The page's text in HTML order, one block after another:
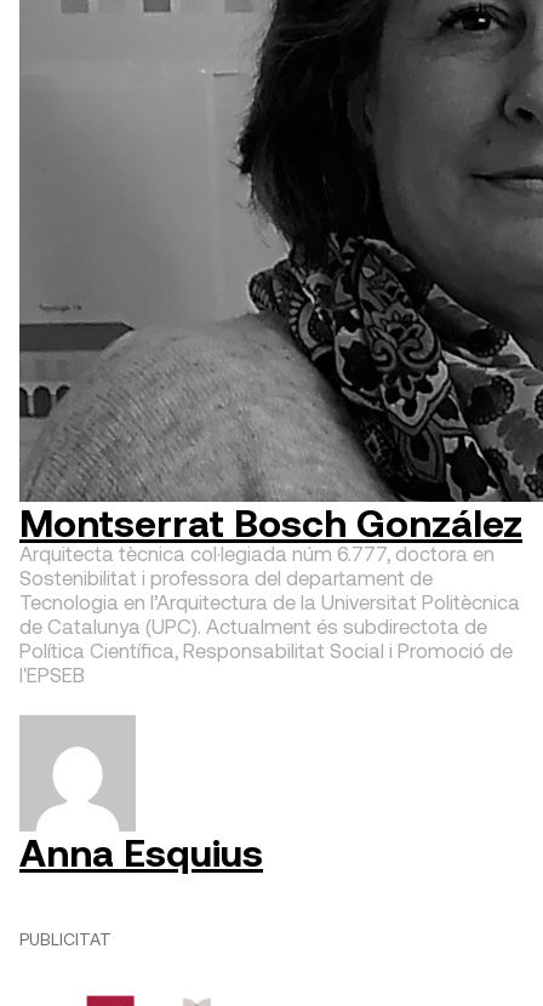
Montserrat Bosch González
Arquitecta tècnica col·legiada núm 6.777, doctora en
Sostenibilitat i professora del departament de
Tecnologia en l’Arquitectura de la Universitat Politècnica
de Catalunya (UPC). Actualment és subdirectota de
Política Científica, Responsabilitat Social i Promoció de
l'EPSEB
Anna Esquius
PUBLICITAT